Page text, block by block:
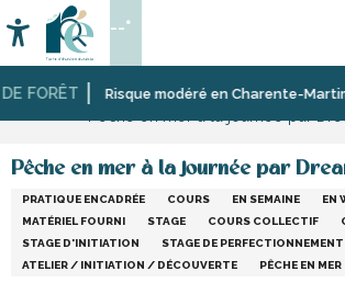
au
contenu
principal
FORÊT Risque modéré en Charente-
Accessibilité
Recherche
--°
Accueil
Activités,
et
découverte
Pêche en mer à la journée par
PRATIQUE ENCADRÉE COURS EN SEMAINE
EN
MATÉRIEL FOURNI
STAGE COURS COLLECTIF
STAGE D'INITIATION
STAGE DE PERFECTIONNEMENT
ATELIER / INITIATION / DÉCOUVERTE
PÊCHE EN MER